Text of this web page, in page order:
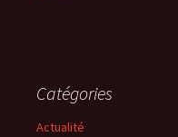
Catégories
Actualité